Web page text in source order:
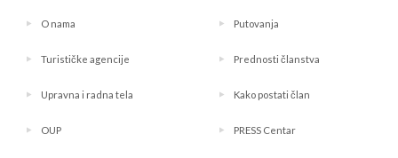
O nama Putovanja
Turističke agencije Prednosti članstva
Upravna i radna tela Kako postati član
OUP PRESS Centar